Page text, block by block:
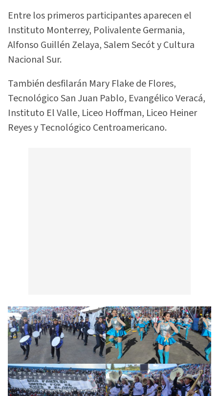
Entre los primeros participantes aparecen el
Instituto Monterrey, Polivalente Germania,
Alfonso Guillén Zelaya, Salem Secót y Cultura
Nacional Sur.
También desfilarán Mary Flake de Flores,
Tecnológico San Juan Pablo, Evangélico Veracá,
Instituto El Valle, Liceo Hoffman, Liceo Heiner
Reyes y Tecnológico Centroamericano.